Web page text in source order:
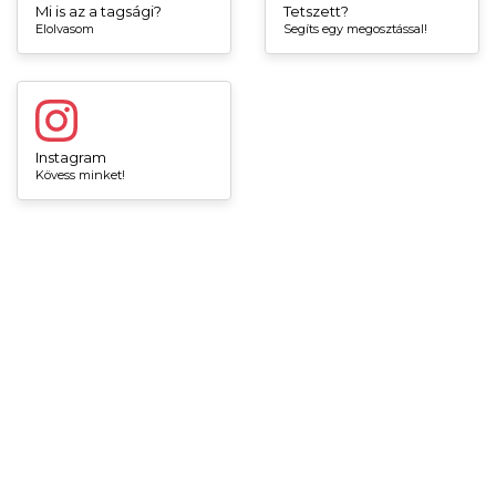
Mi is az a tagsági?
Elolvasom
Tetszett?
Segíts egy megosztással!
Instagram
Kövess minket!